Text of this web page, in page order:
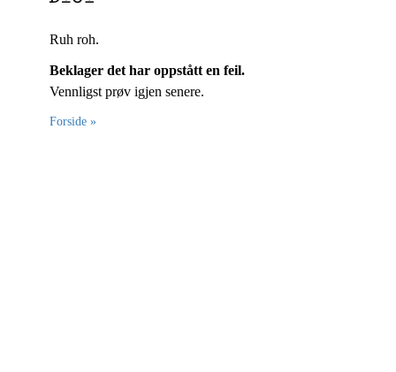
Ruh roh.
Beklager det har oppstått en feil.
Vennligst prøv igjen senere.
Forside »